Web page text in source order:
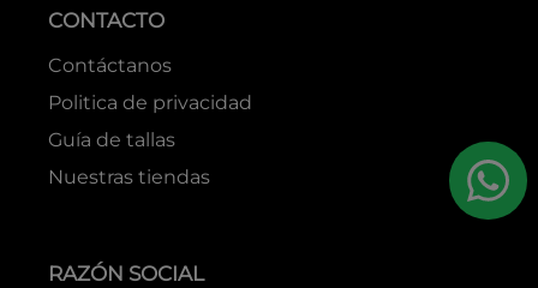
CONTACTO
Contáctanos
Politica de privacidad
Guía de tallas
Nuestras tiendas
RAZÓN SOCIAL